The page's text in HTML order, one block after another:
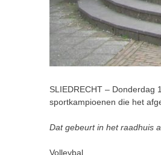
SLIEDRECHT – Donderdag
sportkampioenen die het
Dat gebeurt in het raadhuis
Volleybal